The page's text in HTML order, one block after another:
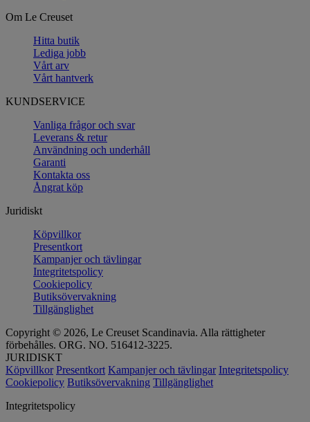
Om Le Creuset
Hitta butik
Lediga jobb
Vårt arv
Vårt hantverk
KUNDSERVICE
Vanliga frågor och svar
Leverans & retur
Användning och underhåll
Garanti
Kontakta oss
Ångrat köp
Juridiskt
Köpvillkor
Presentkort
Kampanjer och tävlingar
Integritetspolicy
Cookiepolicy
Butiksövervakning
Tillgänglighet
Copyright © 2026, Le Creuset Scandinavia. Alla rättigheter
förbehålles. ORG. NO. 516412-3225.
JURIDISKT
Köpvillkor Presentkort Kampanjer och tävlingar Integritetspolicy
Cookiepolicy Butiksövervakning Tillgänglighet
Integritetspolicy